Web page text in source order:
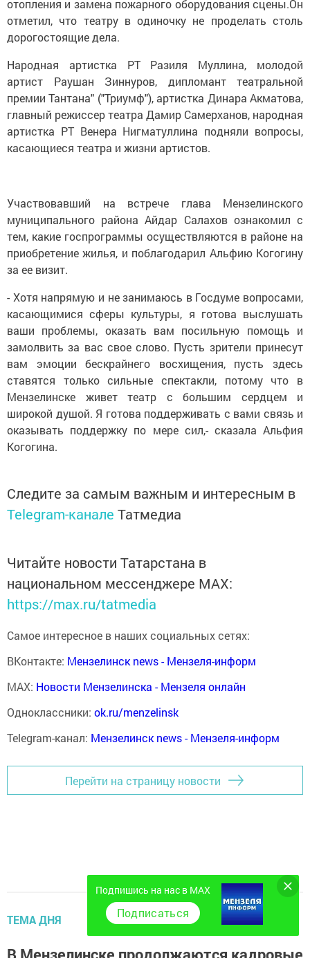
отопления и замена пожарного оборудования сцены.Он
отметил, что театру в одиночку не проделать столь
дорогостоящие дела.
Народная артистка РТ Разиля Муллина, молодой
артист Раушан Зиннуров, дипломант театральной
премии Тантана" ("Триумф"), артистка Динара Акматова,
главный режиссер театра Дамир Самерханов, народная
артистка РТ Венера Нигматуллина подняли вопросы,
касающиеся театра и жизни артистов.
Участвовавший на встрече глава Мензелинского
муниципального района Айдар Салахов ознакомил с
тем, какие госпрограммы осуществляются в районе на
приобретение жилья, и поблагодарил Альфию Когогину
за ее визит.
- Хотя напрямую и не занимаюсь в Госдуме вопросами,
касающимися сферы культуры, я готова выслушать
ваши проблемы, оказать вам посильную помощь и
замолвить за вас свое слово. Пусть зрители принесут
вам эмоции бескрайнего восхищения, пусть здесь
ставятся только сильные спектакли, потому что в
Мензелинске живет театр с большим сердцем и
широкой душой. Я готова поддерживать с вами связь и
оказывать поддержку по мере сил,- сказала Альфия
Когогина.
Следите за самым важным и интересным в
Telegram-канале Татмедиа
Читайте новости Татарстана в
национальном мессенджере MАХ:
https://max.ru/tatmedia
Самое интересное в наших социальных сетях:
ВКонтакте: Мензелинск news - Мензеля-информ
MAX: Новости Мензелинска - Мензеля онлайн
Одноклассники: ok.ru/menzelinsk
Telegram-канал: Мензелинск news - Мензеля-информ
Перейти на страницу новости
ТЕМА ДНЯ
Подпишись на нас в MAX
Подписаться